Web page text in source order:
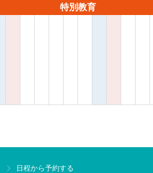
特別教育
日程から予約する